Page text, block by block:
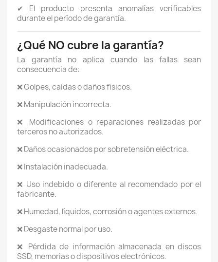
✔ El producto presenta anomalías verificables
durante el período de garantía.
¿Qué NO cubre la garantía?
La garantía no aplica cuando las fallas sean
consecuencia de:
❌ Golpes, caídas o daños físicos.
❌ Manipulación incorrecta.
❌ Modificaciones o reparaciones realizadas por
terceros no autorizados.
❌ Daños ocasionados por sobretensión eléctrica.
❌ Instalación inadecuada.
❌ Uso indebido o diferente al recomendado por el
fabricante.
❌ Humedad, líquidos, corrosión o agentes externos.
❌ Desgaste normal por uso.
❌ Pérdida de información almacenada en discos
SSD, memorias o dispositivos electrónicos.